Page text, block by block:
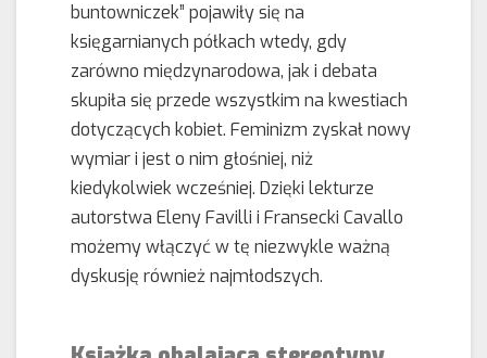
buntowniczek” pojawiły się na
księgarnianych półkach wtedy, gdy
zarówno międzynarodowa, jak i debata
skupiła się przede wszystkim na kwestiach
dotyczących kobiet. Feminizm zyskał nowy
wymiar i jest o nim głośniej, niż
kiedykolwiek wcześniej. Dzięki lekturze
autorstwa Eleny Favilli i Fransecki Cavallo
możemy włączyć w tę niezwykle ważną
dyskusję również najmłodszych.